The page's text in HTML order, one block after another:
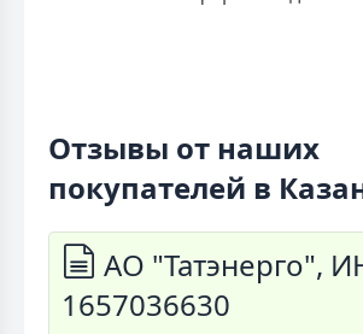
Отзывы от наших
покупателей в
АО "Татэнерго",
1657036630